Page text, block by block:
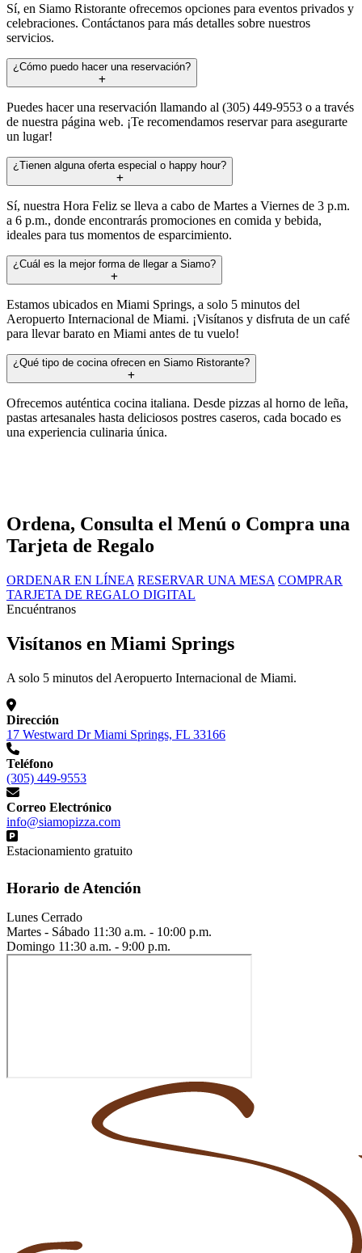
Sí, en Siamo Ristorante ofrecemos opciones para eventos privados y
celebraciones. Contáctanos para más detalles sobre nuestros
servicios.
¿Cómo puedo hacer una reservación?
Puedes hacer una reservación llamando al (305) 449-9553 o a través
de nuestra página web. ¡Te recomendamos reservar para asegurarte
un lugar!
¿Tienen alguna oferta especial o happy hour?
Sí, nuestra Hora Feliz se lleva a cabo de Martes a Viernes de 3 p.m.
a 6 p.m., donde encontrarás promociones en comida y bebida,
ideales para tus momentos de esparcimiento.
¿Cuál es la mejor forma de llegar a Siamo?
Estamos ubicados en Miami Springs, a solo 5 minutos del
Aeropuerto Internacional de Miami. ¡Visítanos y disfruta de un café
para llevar barato en Miami antes de tu vuelo!
¿Qué tipo de cocina ofrecen en Siamo Ristorante?
Ofrecemos auténtica cocina italiana. Desde pizzas al horno de leña,
pastas artesanales hasta deliciosos postres caseros, cada bocado es
una experiencia culinaria única.
Ordena, Consulta el Menú o Compra una
Tarjeta de Regalo
ORDENAR EN LÍNEA RESERVAR UNA MESA COMPRAR
TARJETA DE REGALO DIGITAL
Encuéntranos
Visítanos en Miami Springs
A solo 5 minutos del Aeropuerto Internacional de Miami.
Dirección
17 Westward Dr Miami Springs, FL 33166
Teléfono
(305) 449-9553
Correo Electrónico
info@siamopizza.com
Estacionamiento gratuito
Horario de Atención
Lunes Cerrado
Martes - Sábado 11:30 a.m. - 10:00 p.m.
Domingo 11:30 a.m. - 9:00 p.m.